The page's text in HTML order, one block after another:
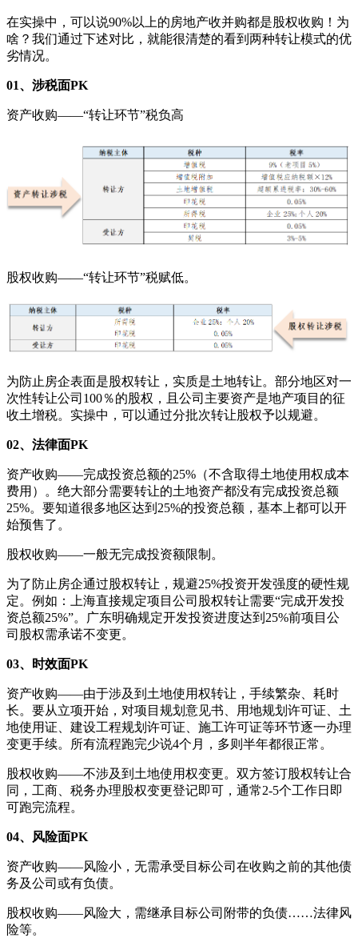
在实操中，可以说90%以上的房地产收并购都是股权收购！为
啥？我们通过下述对比，就能很清楚的看到两种转让模式的优
劣情况。
01、涉税面PK
资产收购——“转让环节”税负高
股权收购——“转让环节”税赋低。
为防止房企表面是股权转让，实质是土地转让。部分地区对一
次性转让公司100％的股权，且公司主要资产是地产项目的征
收土增税。实操中，可以通过分批次转让股权予以规避。
02、法律面PK
资产收购——完成投资总额的25%（不含取得土地使用权成本
费用）。绝大部分需要转让的土地资产都没有完成投资总额
25%。要知道很多地区达到25%的投资总额，基本上都可以开
始预售了。
股权收购——一般无完成投资额限制。
为了防止房企通过股权转让，规避25%投资开发强度的硬性规
定。例如：上海直接规定项目公司股权转让需要“完成开发投
资总额25%”。广东明确规定开发投资进度达到25%前项目公
司股权需承诺不变更。
03、时效面PK
资产收购——由于涉及到土地使用权转让，手续繁杂、耗时
长。要从立项开始，对项目规划意见书、用地规划许可证、土
地使用证、建设工程规划许可证、施工许可证等环节逐一办理
变更手续。所有流程跑完少说4个月，多则半年都很正常。
股权收购——不涉及到土地使用权变更。双方签订股权转让合
同，工商、税务办理股权变更登记即可，通常2-5个工作日即
可跑完流程。
04、风险面PK
资产收购——风险小，无需承受目标公司在收购之前的其他债
务及公司或有负债。
股权收购——风险大，需继承目标公司附带的负债……法律风
险等。